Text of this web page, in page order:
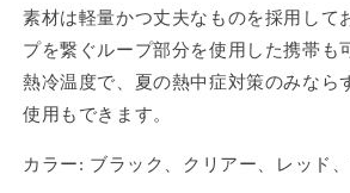
素材は軽量かつ丈夫なものを採用して
プを繋ぐループ部分を使用した携帯も
熱冷温度で、夏の熱中症対策のみなら
使用もできます。
カラー: ブラック、クリアー、レッド